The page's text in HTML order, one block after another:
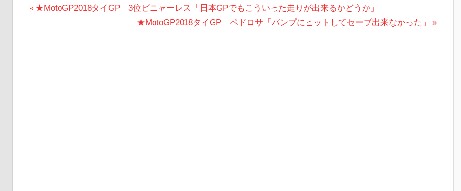
投
前
★MotoGP2018タイGP 3位ビニャーレス「日本GPでもこういった走りが出来るかどうか」
次
★MotoGP2018タイGP ペドロサ「バンプにヒットしてセーブ出来なかった」